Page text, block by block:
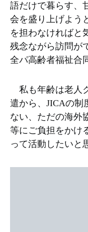
語だけで暮らす、
会を盛り上げよう
を担わなければと
残念ながら訪問が
全パ高齢者福祉合
私も年齢は老人
遣から、JICAの制
ない、ただの海外
等にご負担をかけ
って活動したいと